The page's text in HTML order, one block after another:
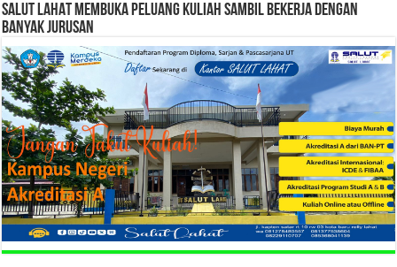
SALUT LAHAT MEMBUKA PELUANG KULIAH SAMBIL BEKERJA DENGAN
BANYAK JURUSAN